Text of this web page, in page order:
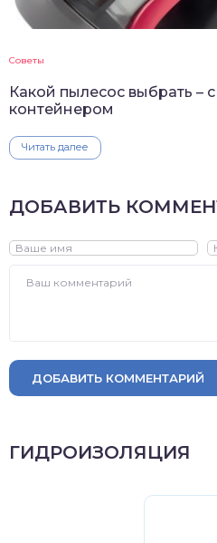
Советы
Какой пылесос выбрать –
контейнером
Читать далее
ДОБАВИТЬ
ДОБАВИТЬ КОММЕНТАРИЙ
ГИДРОИЗОЛЯЦИЯ